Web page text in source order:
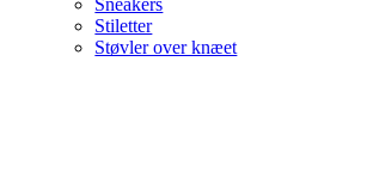
Sneakers
Stiletter
Støvler over knæet